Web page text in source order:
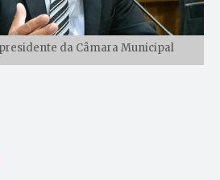
da Câmara Municipal